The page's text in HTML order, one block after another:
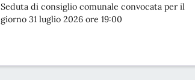
Seduta di consiglio comunale convocata per il
giorno 31 luglio 2026 ore 19:00